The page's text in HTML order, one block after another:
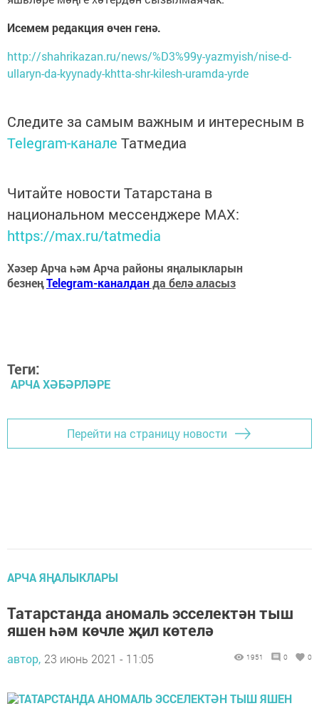
Исемем редакция өчен генә.
http://shahrikazan.ru/news/%D3%99y-yazmyish/nise-d-
ullaryn-da-kyynady-khtta-shr-kilesh-uramda-yrde
Следите за самым важным и интересным в
Telegram-канале Татмедиа
Читайте новости Татарстана в
национальном мессенджере MАХ:
https://max.ru/tatmedia
Хәзер Арча һәм Арча районы яңалыкларын
безнеңTelegram-каналданда белә аласыз
Теги:
АРЧА ХӘБӘРЛӘРЕ
Перейти на страницу новости
АРЧА ЯҢАЛЫКЛАРЫ
Татарстанда аномаль эсселектән тыш
яшен һәм көчле җил көтелә
автор, 23 июнь 2021 - 11:05 1951 0 0